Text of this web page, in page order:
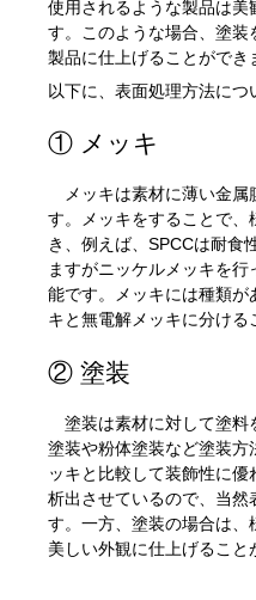
使用されるような製品は美
す。このような場合、塗装
製品に仕上げることができ
以下に、表面処理方法につ
① メッキ
メッキは素材に薄い金属
す。メッキをすることで
き、例えば、SPCCは耐食
ますがニッケルメッキを
能です。メッキには種類が
キと無電解メッキに分ける
② 塗装
塗装は素材に対して塗料
塗装や粉体塗装など塗装方
ッキと比較して装飾性に
析出させているので、当然
す。一方、塗装の場合は、
美しい外観に仕上げること